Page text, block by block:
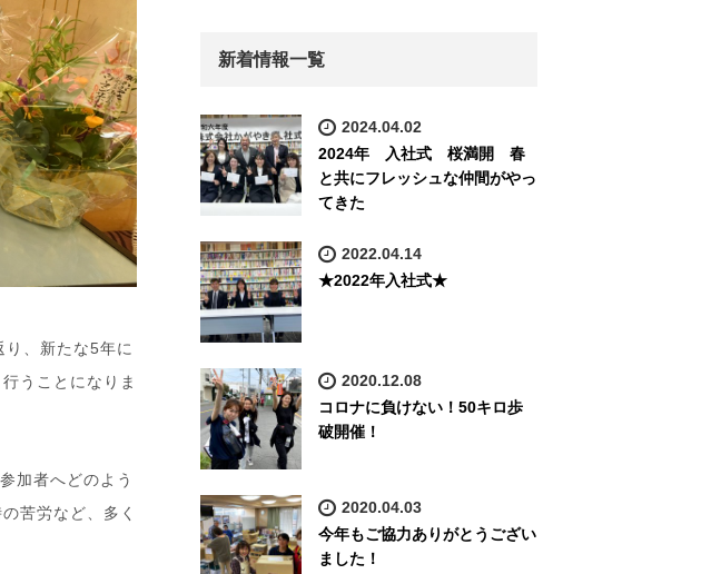
、新たな5年に
うことになりま
加者へどのよう
苦労など、多く
新着情報一覧
2024.04.02
2024年 入社式 桜満開 春
と共にフレッシュな仲間がやっ
てきた
2022.04.14
★2022年入社式★
2020.12.08
コロナに負けない！50キロ歩
破開催！
2020.04.03
今年もご協力ありがとうござい
ました！